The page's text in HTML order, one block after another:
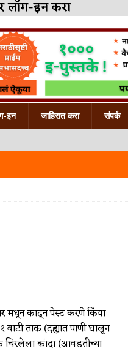
लॉग-इन करा
इन जाहिरात करा संपर्क
मधून काढून पेस्ट करणे किंवा
वाटी ताक (दह्यात पाणी घालून
कांदा (आवडतीच्या